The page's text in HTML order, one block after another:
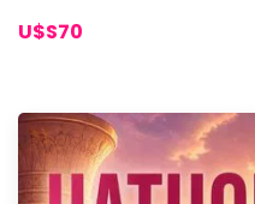
U$S70